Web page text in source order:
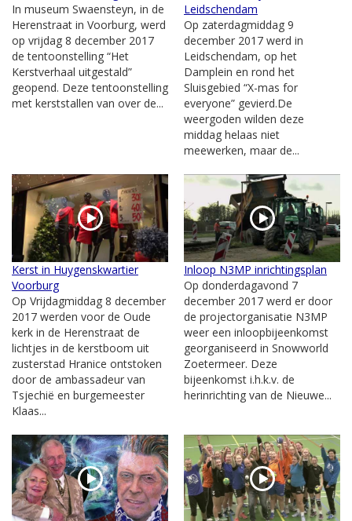
In museum Swaensteyn, in de
Herenstraat in Voorburg, werd
op vrijdag 8 december 2017
de tentoonstelling “Het
Kerstverhaal uitgestald”
geopend. Deze tentoonstelling
met kerststallen van over de...
Leidschendam
Op zaterdagmiddag 9
december 2017 werd in
Leidschendam, op het
Damplein en rond het
Sluisgebied “X-mas for
everyone” gevierd.De
weergoden wilden deze
middag helaas niet
meewerken, maar de...
Kerst in Huygenskwartier
Voorburg
Op Vrijdagmiddag 8 december
2017 werden voor de Oude
kerk in de Herenstraat de
lichtjes in de kerstboom uit
zusterstad Hranice ontstoken
door de ambassadeur van
Tsjechië en burgemeester
Klaas...
Inloop N3MP inrichtingsplan
Op donderdagavond 7
december 2017 werd er door
de projectorganisatie N3MP
weer een inloopbijeenkomst
georganiseerd in Snowworld
Zoetermeer. Deze
bijeenkomst i.h.k.v. de
herinrichting van de Nieuwe...